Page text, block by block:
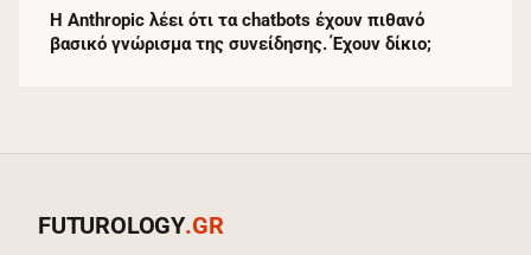
Η Anthropic λέει ότι τα chatbots έχουν πιθανό
βασικό γνώρισμα της συνείδησης. Έχουν δίκιο;
FUTUROLOGY.GR